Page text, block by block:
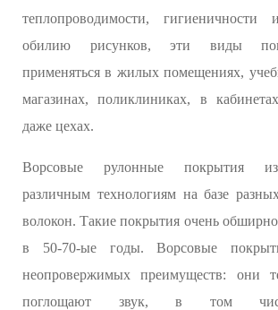
теплопроводимости, гигиеничности
обилию рисунков, эти виды
применяться в жилых помещениях,
магазинах, поликлиниках, в
даже цехах.
Ворсовые рулонные покрытия
различным технологиям на базе
волокон. Такие покрытия очень обширно
в 50-70-ые годы. Ворсовые
неопровержимых преимуществ: они
поглощают звук, в том